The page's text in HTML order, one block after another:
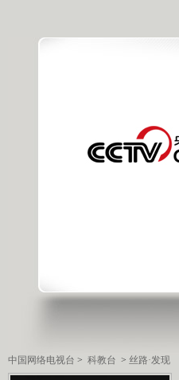
中国网络电视台 > 科教台 > 丝路·发现